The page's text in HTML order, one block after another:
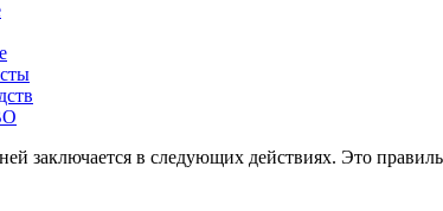
заключается в следующих действиях. Это